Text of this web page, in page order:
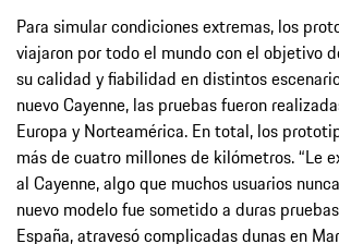
Para simular condiciones extremas, los
viajaron por todo el mundo con el objetivo
su calidad y fiabilidad en distintos
nuevo Cayenne, las pruebas fueron
Europa y Norteamérica. En total, los
más de cuatro millones de kilómetros. “Le
al Cayenne, algo que muchos usuarios
nuevo modelo fue sometido a duras
España, atravesó complicadas dunas en